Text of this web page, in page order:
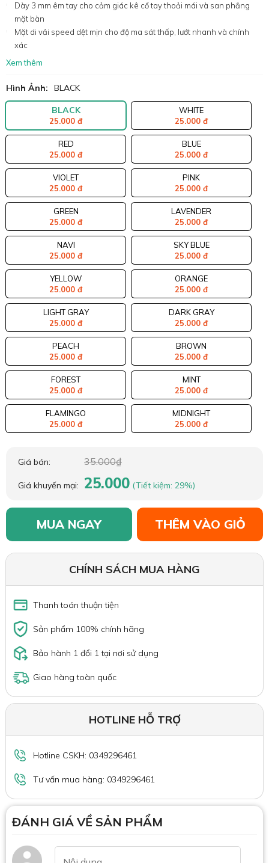
Dày 3 mm êm tay cho cảm giác kê cổ tay thoải mái và san phẳng
mặt bàn
Mặt di vải speed dệt mịn cho độ ma sát thấp, lướt nhanh và chính
xác
Xem thêm
Hình Ảnh: BLACK
BLACK
25.000 đ
WHITE
25.000 đ
RED
25.000 đ
BLUE
25.000 đ
VIOLET
25.000 đ
PINK
25.000 đ
GREEN
25.000 đ
LAVENDER
25.000 đ
NAVI
25.000 đ
SKY BLUE
25.000 đ
YELLOW
25.000 đ
ORANGE
25.000 đ
LIGHT GRAY
25.000 đ
DARK GRAY
25.000 đ
PEACH
25.000 đ
BROWN
25.000 đ
FOREST
25.000 đ
MINT
25.000 đ
FLAMINGO
25.000 đ
MIDNIGHT
25.000 đ
Giá bán: 35.000₫
Giá khuyến mại: 25.000 (Tiết kiệm: 29%)
MUA NGAY THÊM VÀO GIỎ
CHÍNH SÁCH MUA HÀNG
Thanh toán thuận tiện
Sản phẩm 100% chính hãng
Bảo hành 1 đổi 1 tại nơi sử dụng
Giao hàng toàn quốc
HOTLINE HỖ TRỢ
Hotline CSKH: 0349296461
Tư vấn mua hàng: 0349296461
ĐÁNH GIÁ VỀ SẢN PHẨM